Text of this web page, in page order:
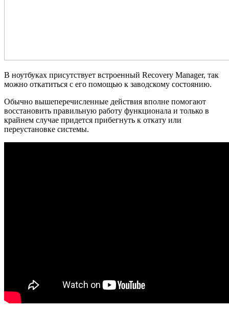
В ноутбуках присутствует встроенный Recovery Manager, так
можно откатиться с его помощью к заводскому состоянию.
Обычно вышеперечисленные действия вполне помогают
восстановить правильную работу функционала и только в
крайнем случае придется прибегнуть к откату или
переустановке системы.